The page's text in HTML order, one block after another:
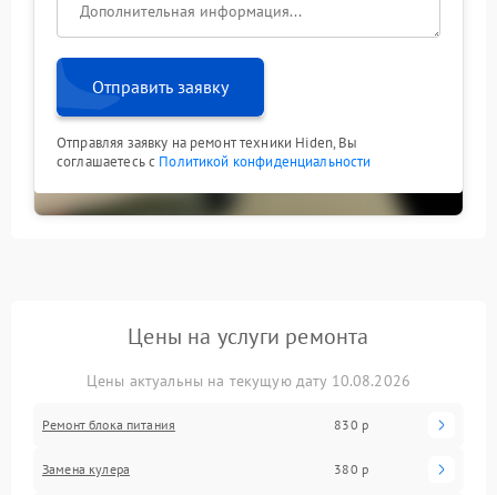
Отправить заявку
Отправляя заявку на ремонт техники Hiden, Вы
соглашаетесь с Политикой конфиденциальности
Цены на услуги ремонта
Цены актуальны на текущую дату 10.08.2026
Ремонт блока питания 830 р
Замена кулера 380 р